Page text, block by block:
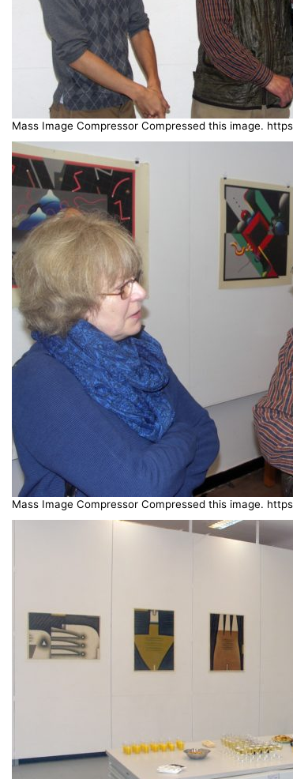
Mass Image Compressor Compressed this image.
Mass Image Compressor Compressed this image.